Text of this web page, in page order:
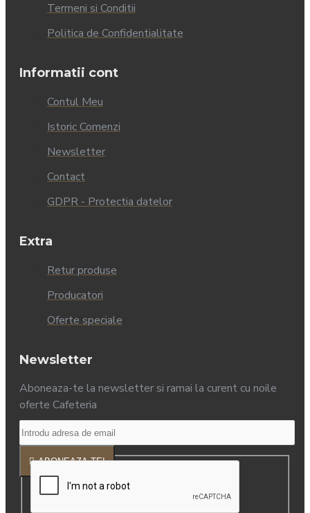
Termeni si Conditii
Politica de Confidentialitate
Informatii cont
Contul Meu
Istoric Comenzi
Newsletter
Contact
GDPR - Protectia datelor
Extra
Retur produse
Producatori
Oferte speciale
Newsletter
Aboneaza-te la newsletter si ramai la curent cu noile
oferte Cafeteria
ABONEAZA-TE!